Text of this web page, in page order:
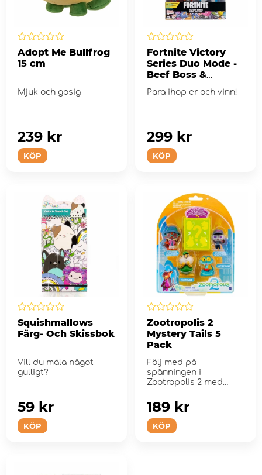
Adopt Me Bullfrog
15 cm
Mjuk och gosig
KÖP
239 kr
Fortnite Victory
Series Duo Mode -
Beef Boss &
Chomp SR. - 30 cm
Para ihop er och vinn!
KÖP
299 kr
Squishmallows
Färg- Och Skissbok
Vill du måla något
gulligt?
KÖP
59 kr
Zootropolis 2
Mystery Tails 5
Pack
Följ med på
spänningen i
Zootropolis 2 med
KÖP
189 kr